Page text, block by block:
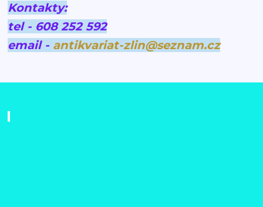
Kontakty:
tel - 608 252 592
email - antikvariat-zlin@seznam.cz